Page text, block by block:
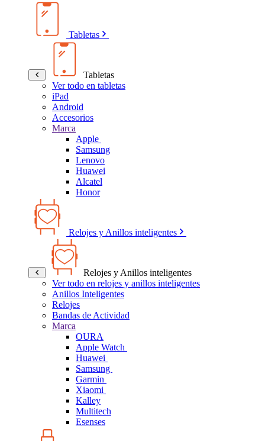
Tabletas
Tabletas
Ver todo en tabletas
iPad
Android
Accesorios
Marca
Apple
Samsung
Lenovo
Huawei
Alcatel
Honor
Relojes y Anillos inteligentes
Relojes y Anillos inteligentes
Ver todo en relojes y anillos inteligentes
Anillos Inteligentes
Relojes
Bandas de Actividad
Marca
OURA
Apple Watch
Huawei
Samsung
Garmin
Xiaomi
Kalley
Multitech
Esenses